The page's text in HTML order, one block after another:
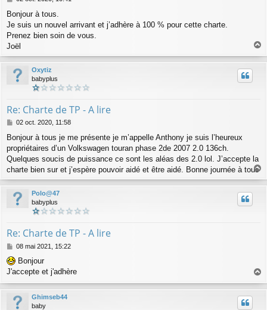
s
s
a
g
Bonjour à tous.
Je suis un nouvel arrivant et j’adhère à 100 % pour cette charte.
Prenez bien soin de vous.
Joël
u
Oxytiz
babyplus
Re: Charte de TP - A lire
M
s
s
a
g
02 oct. 2020, 11:58
Bonjour à tous je me présente je m’appelle Anthony je suis l’heureux
propriétaires d’un Volkswagen touran phase 2de 2007 2.0 136ch.
Quelques soucis de puissance ce sont les aléas des 2.0 lol. J’accepte la
charte bien sur et j’espère pouvoir aidé et être aidé. Bonne journée à tous
u
Polo@47
babyplus
Re: Charte de TP - A lire
M
s
s
g
e
08 mai 2021, 15:22
Bonjour
J'accepte et j'adhère
a
u
Ghimseb44
baby